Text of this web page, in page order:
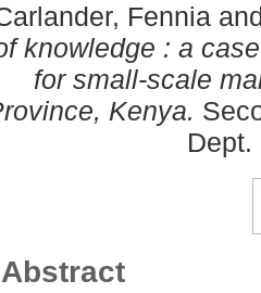
Fennia
knowledge : a
for small-scale
Kenya.
Abstract